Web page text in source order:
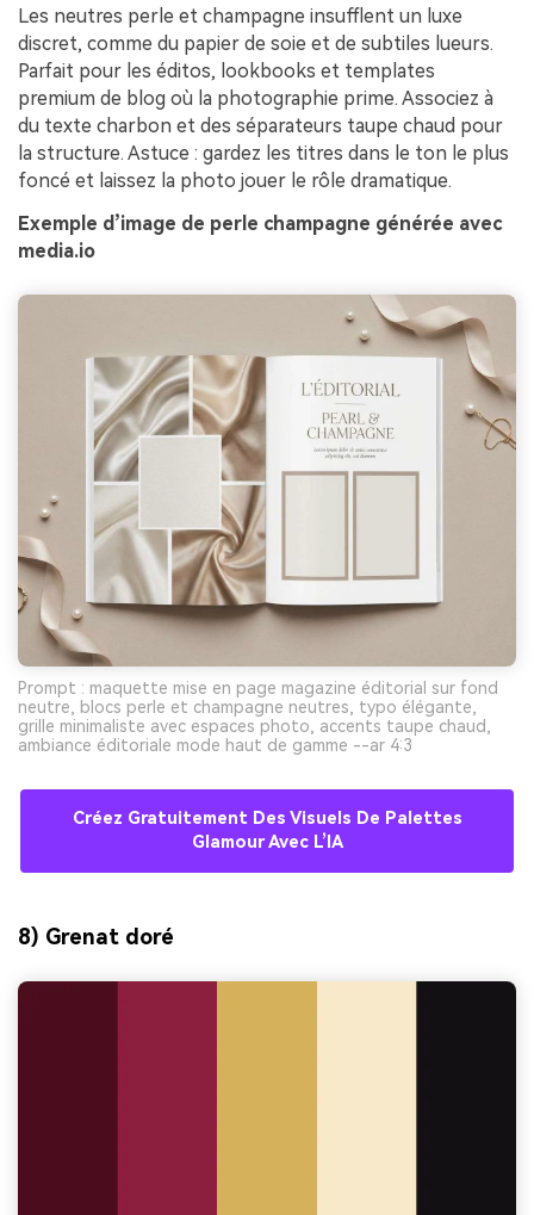
Les neutres perle et champagne insufflent un luxe
discret, comme du papier de soie et de subtiles lueurs.
Parfait pour les éditos, lookbooks et templates
premium de blog où la photographie prime. Associez à
du texte charbon et des séparateurs taupe chaud pour
la structure. Astuce : gardez les titres dans le ton le plus
foncé et laissez la photo jouer le rôle dramatique.
Exemple d’image de perle champagne générée avec
media.io
Prompt : maquette mise en page magazine éditorial sur fond
neutre, blocs perle et champagne neutres, typo élégante,
grille minimaliste avec espaces photo, accents taupe chaud,
ambiance éditoriale mode haut de gamme --ar 4:3
Créez Gratuitement Des Visuels De Palettes
Glamour Avec L’IA
8) Grenat doré